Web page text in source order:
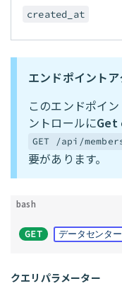
created_at
エンドポイント
このエンドポイ
ントロールにGet
GET /api/
要があります。
bash
GET データセンタ
クエリパラメーター